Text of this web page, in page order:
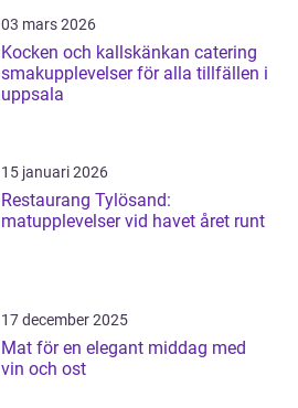
03 mars 2026
Kocken och kallskänkan catering
smakupplevelser för alla tillfällen i
uppsala
15 januari 2026
Restaurang Tylösand:
matupplevelser vid havet året runt
17 december 2025
Mat för en elegant middag med
vin och ost